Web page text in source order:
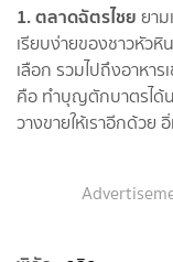
1. ตลาดฉัตรไชย ยา
เรียบง่ายของชาวหัวหิ
เลือก รวมไปถึงอาหา
คือ ทำบุญตักบาตรได้น
วางขายให้เราอีกด้วย